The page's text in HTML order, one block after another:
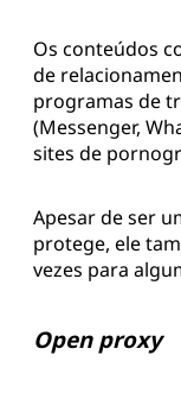
Os conteúdos
de
programas de
(Messenger,
sites de
Apesar de ser
protege, ele
vezes para
Open proxy